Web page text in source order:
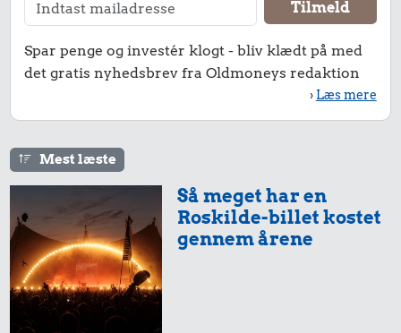
Spar penge og investér klogt - bliv klædt på med
det gratis nyhedsbrev fra Oldmoneys redaktion
› Læs mere
Mest læste
Så meget har en
Roskilde-billet kostet
gennem årene